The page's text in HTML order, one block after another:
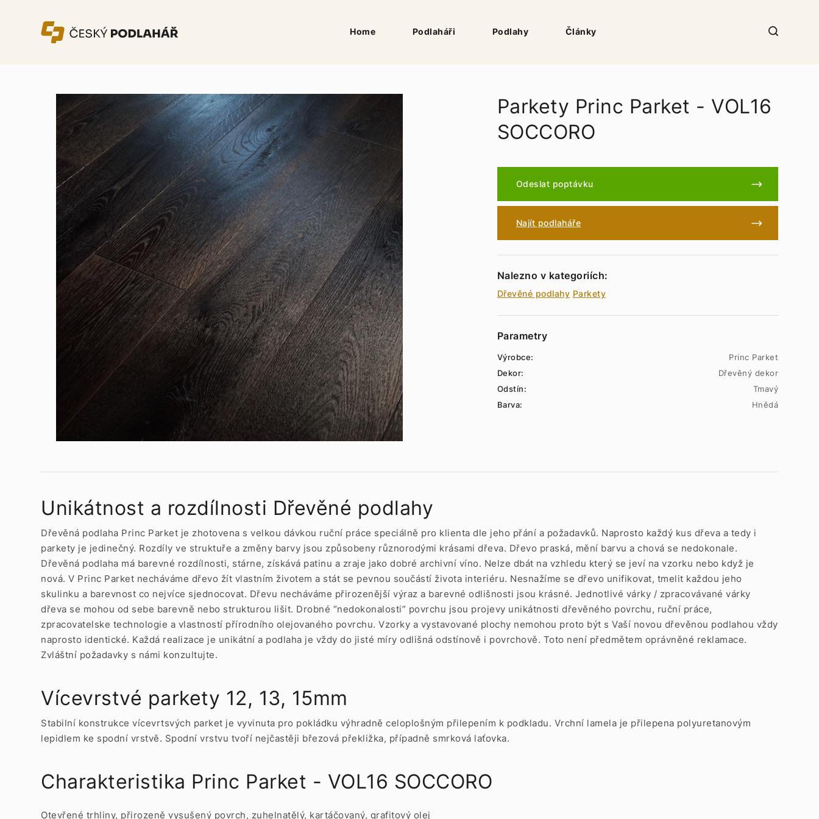
Home Podlaháři Podlahy Články
Parkety Princ Parket - VOL16
SOCCORO
Odeslat poptávku
Najít podlaháře
Nalezno v kategoriích:
Dřevěné podlahy Parkety
Parametry
Výrobce:
Princ Parket
Dekor:
Dřevěný dekor
Odstín:
Tmavý
Barva:
Hnědá
Unikátnost a rozdílnosti Dřevěné podlahy
Dřevěná podlaha Princ Parket je zhotovena s velkou dávkou ruční práce speciálně pro klienta dle jeho přání a požadavků. Naprosto každý kus dřeva a tedy i
parkety je jedinečný. Rozdíly ve struktuře a změny barvy jsou způsobeny různorodými krásami dřeva. Dřevo praská, mění barvu a chová se nedokonale.
Dřevěná podlaha má barevné rozdílnosti, stárne, získává patinu a zraje jako dobré archivní víno. Nelze dbát na vzhledu který se jeví na vzorku nebo když je
nová. V Princ Parket necháváme dřevo žít vlastním životem a stát se pevnou součástí života interiéru. Nesnažíme se dřevo unifikovat, tmelit každou jeho
skulinku a barevnost co nejvíce sjednocovat. Dřevu necháváme přirozenější výraz a barevné odlišnosti jsou krásné. Jednotlivé várky / zpracovávané várky
dřeva se mohou od sebe barevně nebo strukturou lišit. Drobné “nedokonalosti” povrchu jsou projevy unikátnosti dřevěného povrchu, ruční práce,
zpracovatelske technologie a vlastností přírodního olejovaného povrchu. Vzorky a vystavované plochy nemohou proto být s Vaší novou dřevěnou podlahou vždy
naprosto identické. Každá realizace je unikátní a podlaha je vždy do jisté míry odlišná odstínově i povrchově. Toto není předmětem oprávněné reklamace.
Zvláštní požadavky s námi konzultujte.
Vícevrstvé parkety 12, 13, 15mm
Stabilní konstrukce vícevrtsvých parket je vyvinuta pro pokládku výhradně celoplošným přilepením k podkladu. Vrchní lamela je přilepena polyuretanovým
lepidlem ke spodní vrstvě. Spodní vrstvu tvoří nejčastěji březová překližka, případně smrková laťovka.
Charakteristika Princ Parket - VOL16 SOCCORO
Otevřené trhliny, přirozeně vysušený povrch, zuhelnatělý, kartáčovaný, grafitový olej